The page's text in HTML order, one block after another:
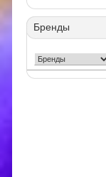
Бренды